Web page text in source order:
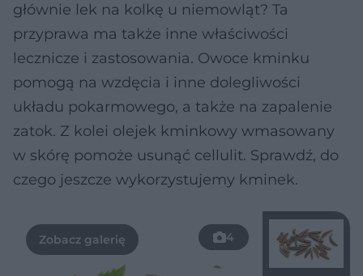
głównie lek na kolkę u niemowląt? Ta
przyprawa ma także inne właściwości
lecznicze i zastosowania. Owoce kminku
pomogą na wzdęcia i inne dolegliwości
układu pokarmowego, a także na zapalenie
zatok. Z kolei olejek kminkowy wmasowany
w skórę pomoże usunąć cellulit. Sprawdź, do
czego jeszcze wykorzystujemy kminek.
4